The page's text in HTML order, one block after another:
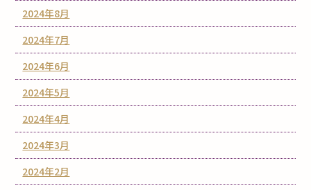
2024年8月
2024年7月
2024年6月
2024年5月
2024年4月
2024年3月
2024年2月